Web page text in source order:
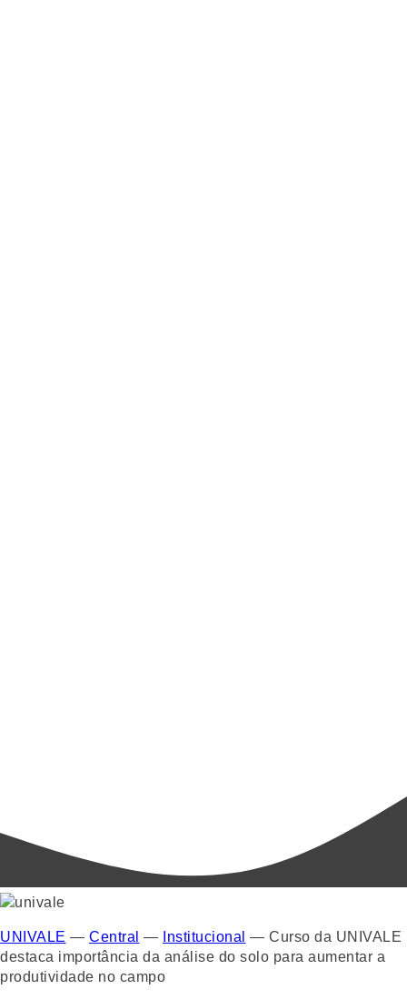
UNIVALE — Central — Institucional — Curso da UNIVALE
destaca importância da análise do solo para aumentar a
produtividade no campo